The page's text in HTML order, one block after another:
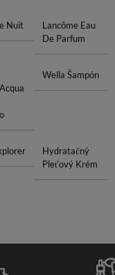
Nuit
Lancôme Eau
De Parfum
Wella Šampón
Hydratačný
Pleťový Krém